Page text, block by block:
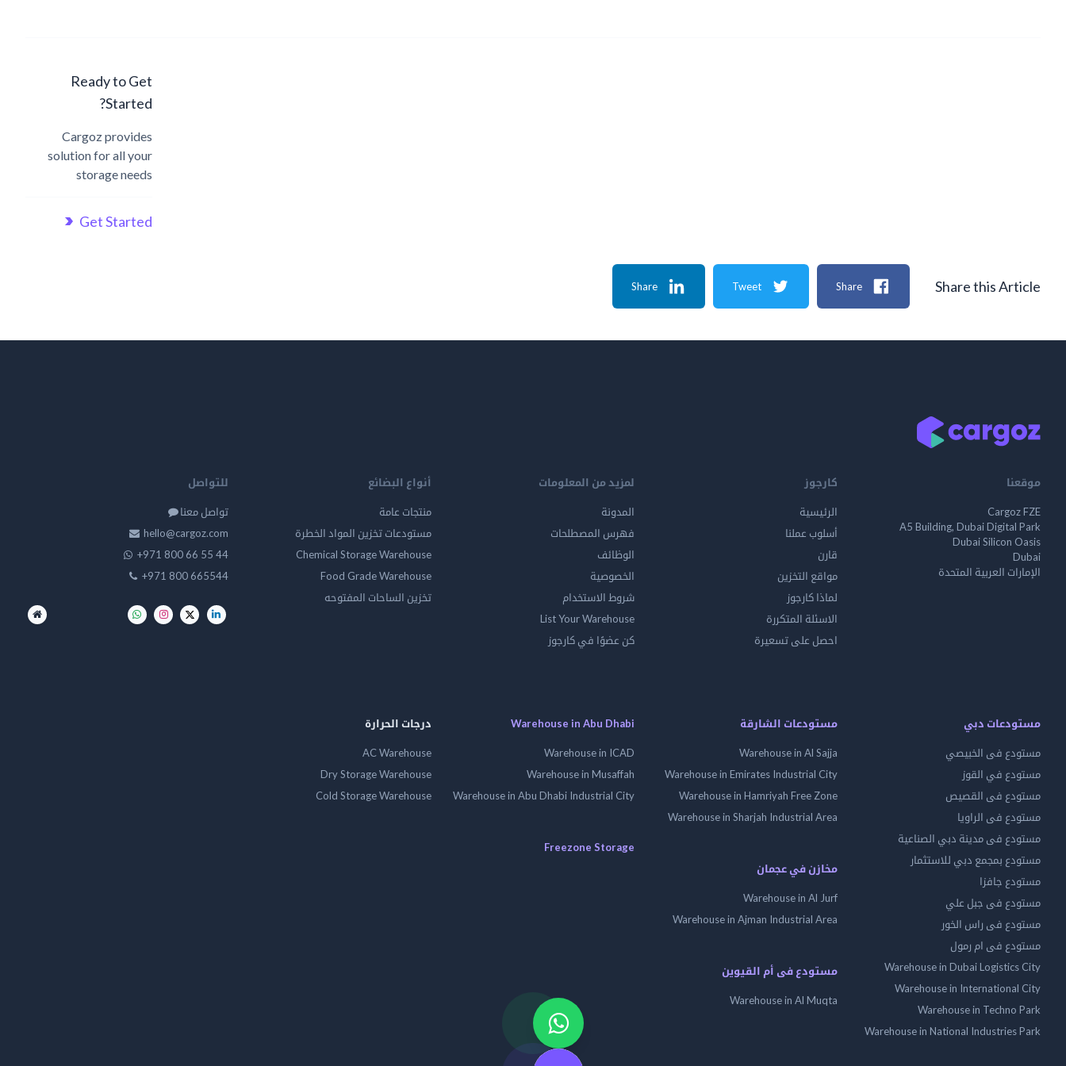
Ready to Get
Started?
Cargoz provides
solution for all your
storage needs
Get Started
Share this Article
Share
Tweet
Share
موقعنا
Cargoz FZE
A5 Building, Dubai Digital Park
Dubai Silicon Oasis
Dubai
الإمارات العربية المتحدة
كارجوز
الرئيسية
أسلوب عملنا
قارن
مواقع التخزين
لماذا كارجوز
الاسئلة المتكررة
احصل على تسعيرة
لمزيد من المعلومات
المدونة
فهرس المصطلحات
الوظائف
الخصوصية
شروط الاستخدام
List Your Warehouse
كن عضوًا في كارجوز
أنواع البضائع
منتجات عامة
مستودعات تخزين المواد الخطرة
Chemical Storage Warehouse
Food Grade Warehouse
تخزين الساحات المفتوحه
للتواصل
تواصل معنا
hello@cargoz.com
+971 800 66 55 44
+971 800 665544
مستودعات دبي
مستودع فى الخبيصي
مستودع في القوز
مستودع فى القصيص
مستودع فى الراويا
مستودع فى مدينة دبي الصناعية
مستودع بمجمع دبي للاستثمار
مستودع جافزا
مستودع فى جبل علي
مستودع فى راس الخور
مستودع فى ام رمول
Warehouse in Dubai Logistics City
Warehouse in International City
Warehouse in Techno Park
Warehouse in National Industries Park
مستودعات الشارقة
Warehouse in Al Sajja
Warehouse in Emirates Industrial City
Warehouse in Hamriyah Free Zone
Warehouse in Sharjah Industrial Area
مخازن في عجمان
Warehouse in Al Jurf
Warehouse in Ajman Industrial Area
مستودع فى أم القيوين
Warehouse in Al Muqta
Warehouse in Abu Dhabi
Warehouse in ICAD
Warehouse in Musaffah
Warehouse in Abu Dhabi Industrial City
Freezone Storage
درجات الحرارة
AC Warehouse
Dry Storage Warehouse
Cold Storage Warehouse